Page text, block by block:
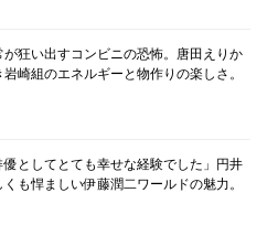
が狂い出すコンビニの恐怖。唐田えりか
崎組のエネルギーと物作りの楽しさ。
優としてとても幸せな経験でした」円井
も悍ましい伊藤潤二ワールドの魅力。